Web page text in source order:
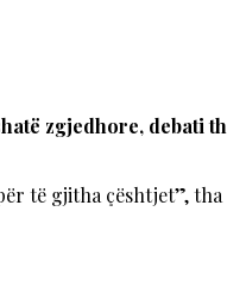
zgjedhore, debati
të gjitha çështjet”,